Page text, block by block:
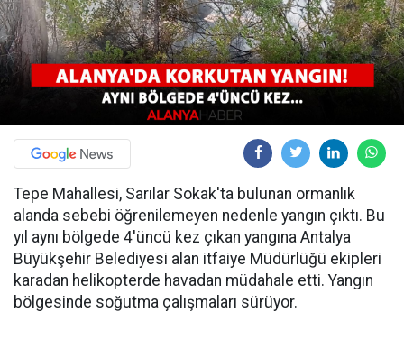
Tepe Mahallesi, Sarılar Sokak'ta bulunan ormanlık
alanda sebebi öğrenilemeyen nedenle yangın çıktı. Bu
yıl aynı bölgede 4'üncü kez çıkan yangına Antalya
Büyükşehir Belediyesi alan itfaiye Müdürlüğü ekipleri
karadan helikopterde havadan müdahale etti. Yangın
bölgesinde soğutma çalışmaları sürüyor.